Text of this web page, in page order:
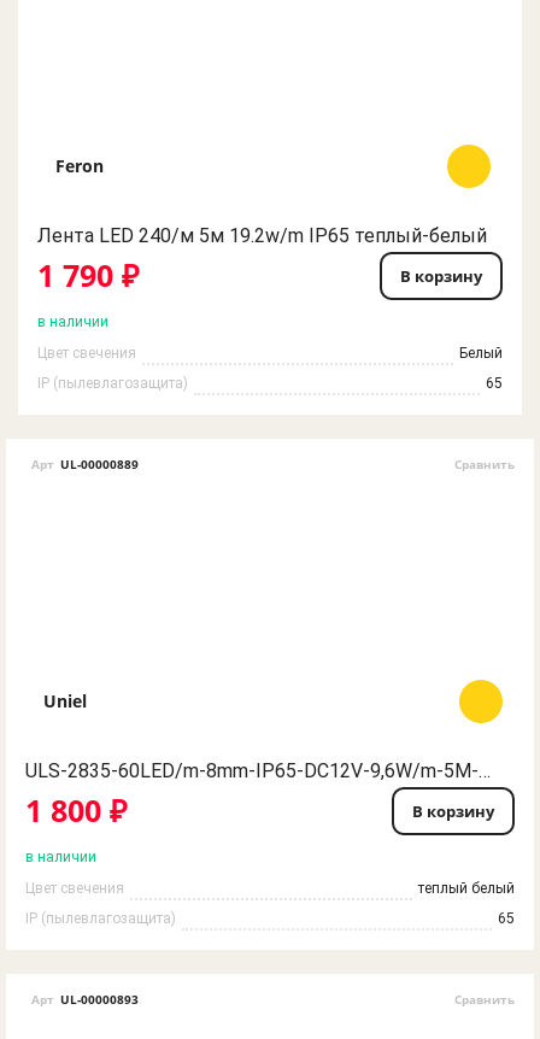
Feron
Лента LED 240/м 5м 19.2w/m IP65 теплый-белый
1 790 ₽ В корзину
в наличии
Цвет свечения
Белый
IP (пылевлагозащита)
65
Арт UL-00000889 Сравнить
Uniel
ULS-2835-60LED/m-8mm-IP65-DC12V-9,6W/m-5M-WW Гибкая светодиодная герметичная лента на самоклеящейся основе. Катушка 5 м. в герметичной упаковке. Теплый белый свет. ТМ Uniel.
1 800 ₽ В корзину
в наличии
Цвет свечения
теплый белый
IP (пылевлагозащита)
65
Арт UL-00000893 Сравнить